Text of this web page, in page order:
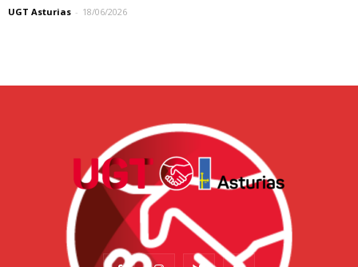
UGT Asturias - 18/06/2026